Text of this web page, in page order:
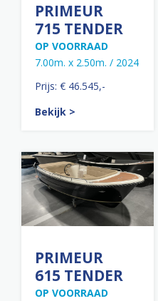
PRIMEUR
715 TENDER
OP VOORRAAD
7.00m. x 2.50m. / 2024
Prijs: € 46.545,-
Bekijk >
PRIMEUR
615 TENDER
OP VOORRAAD